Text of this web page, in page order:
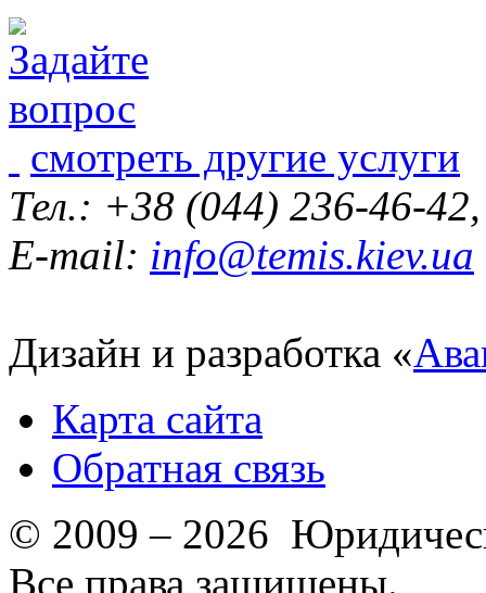
смотреть другие услуги
Тел.: +38 (044) 236-46-
E-mail: info@temis.kiev.ua
Дизайн и разработка «
Карта сайта
Обратная связь
© 2009 – 2026
Все права защищены.